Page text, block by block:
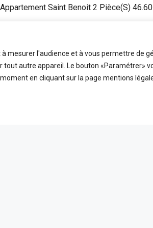
mesurer l'audience et à vous permettre de
autre appareil. Le bouton «Paramétrer»
en cliquant sur la page mentions
Appartement Saint Benoit 2 Pièce(s)
2
Pièces
FDA7472
Référence
46.6
m2